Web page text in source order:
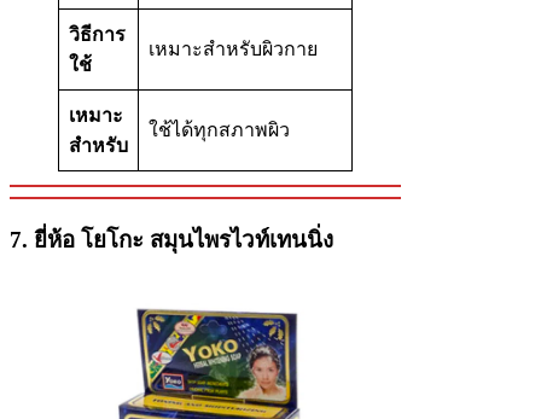
วิธีการ
ใช้
เหมาะสำหรับผิวกาย
เหมาะ
สำหรับ
ใช้ได้ทุกสภาพผิว
7. ยี่ห้อ โยโกะ สมุนไพรไวท์เทนนิ่ง